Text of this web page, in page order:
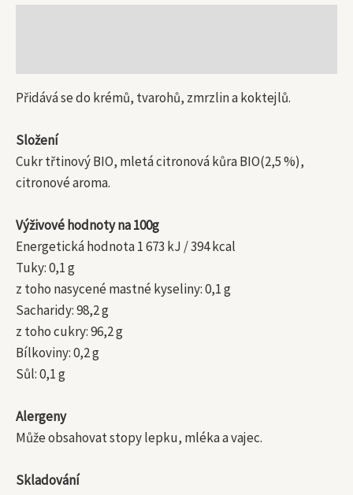
Přidává se do krémů, tvarohů, zmrzlin a koktejlů.
Složení
Cukr třtinový BIO, mletá citronová kůra BIO(2,5 %),
citronové aroma.
Výživové hodnoty na 100g
Energetická hodnota 1 673 kJ / 394 kcal
Tuky: 0,1 g
z toho nasycené mastné kyseliny: 0,1 g
Sacharidy: 98,2 g
z toho cukry: 96,2 g
Bílkoviny: 0,2 g
Sůl: 0,1 g
Alergeny
Může obsahovat stopy lepku, mléka a vajec.
Skladování